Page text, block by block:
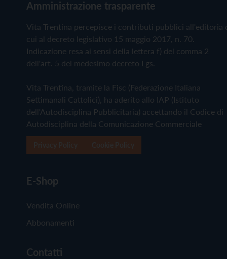
Amministrazione trasparente
Vita Trentina percepisce i contributi pubblici all'editoria
cui al decreto legislativo 15 maggio 2017, n. 70.
Indicazione resa ai sensi della lettera f) del comma 2
dell'art. 5 del medesimo decreto Lgs.
Vita Trentina, tramite la Fisc (Federazione Italiana
Settimanali Cattolici), ha aderito allo IAP (Istituto
dell'Autodisciplina Pubblicitaria) accettando il Codice di
Autodisciplina della Comunicazione Commerciale
E-Shop
Vendita Online
Abbonamenti
Contatti